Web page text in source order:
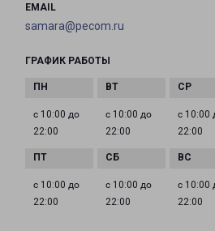
EMAIL
samara@pecom.ru
ГРАФИК РАБОТЫ
с 10:00 до
22:00
с 10:00 до
22:00
с 10:00
22:00
с 10:00 до
22:00
с 10:00 до
22:00
с 10:00
22:00